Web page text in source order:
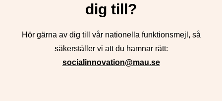
dig till?
Hör gärna av dig till vår nationella funktionsmejl, så
säkerställer vi att du hamnar rätt:
socialinnovation@mau.se